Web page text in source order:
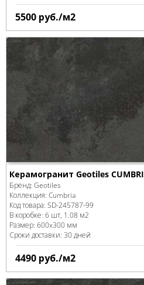
5500 руб./м2
Керамогранит Geotiles
Бренд: Geotiles
Коллекция: Cumbria
Код товара: SD-245787-99
В коробке: 6 шт, 1.08 м2
Размер: 600x300 мм
Сроки доставки: 30 дней
4490 руб./м2